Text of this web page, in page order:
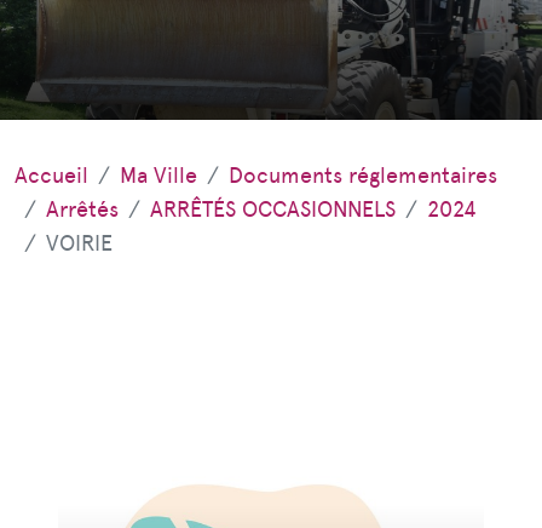
Accueil Ma Ville
Documents réglementaires
Arrêtés
ARRÊTÉS OCCASIONNELS
2024
VOIRIE